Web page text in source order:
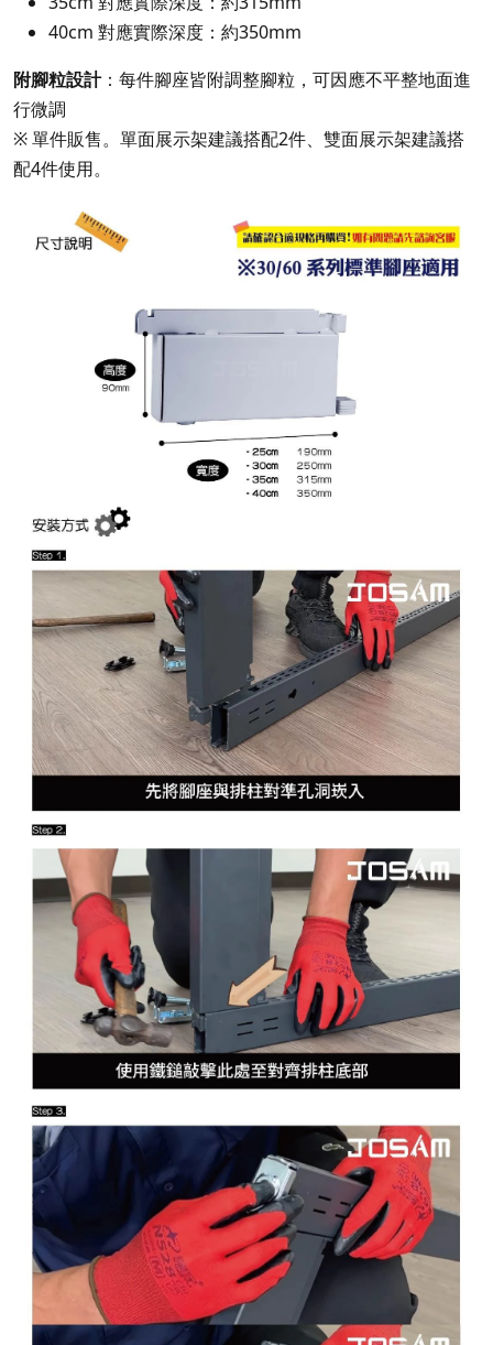
40cm 對應實際深度：約350mm
附腳粒設計：每件腳座皆附調整腳粒，可因應不平整地面進
行微調
※ 單件販售。單面展示架建議搭配2件、雙面展示架建議搭
配4件使用。